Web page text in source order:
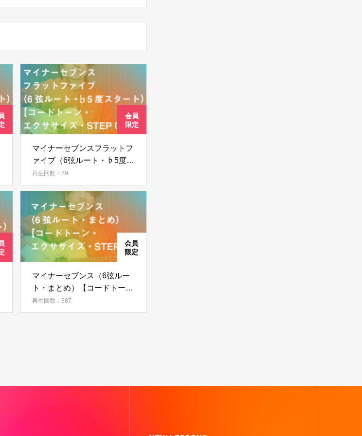
マイナーセブンスフラットフ
ァイブ（6弦ルート・♭5度ス
タート）【コードトーン・エ
クササイズ・STEP 08】
再生回数：29
マイナーセブンス（6弦ルー
ト・まとめ）【コードトー
ン・エクササイズ・STEP
05】
再生回数：387